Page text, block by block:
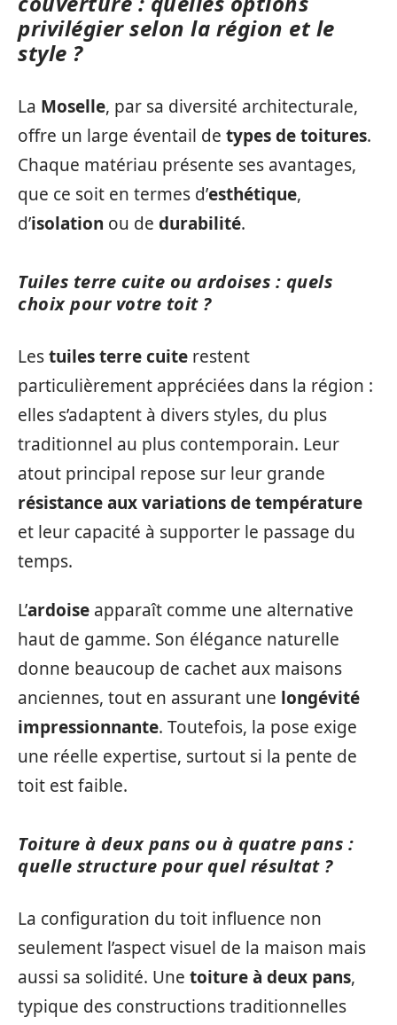
privilégier selon la région et le
style ?
La Moselle, par sa diversité architecturale,
offre un large éventail de types de toitures.
Chaque matériau présente ses avantages,
que ce soit en termes d’esthétique,
d’isolation ou de durabilité.
Tuiles terre cuite ou ardoises : quels
choix pour votre toit ?
Lestuiles terre cuite restent
particulièrement appréciées dans la région :
elles s’adaptent à divers styles, du plus
traditionnel au plus contemporain. Leur
atout principal repose sur leur grande
résistance aux variations de température
et leur capacité à supporter le passage du
temps.
L’ardoise apparaît comme une alternative
haut de gamme. Son élégance naturelle
donne beaucoup de cachet aux maisons
anciennes, tout en assurant une longévité
impressionnante. Toutefois, la pose exige
une réelle expertise, surtout si la pente de
toit est faible.
Toiture à deux pans ou à quatre pans :
quelle structure pour quel résultat ?
La configuration du toit influence non
seulement l’aspect visuel de la maison mais
aussi sa solidité. Une toiture à deux pans,
typique des constructions traditionnelles